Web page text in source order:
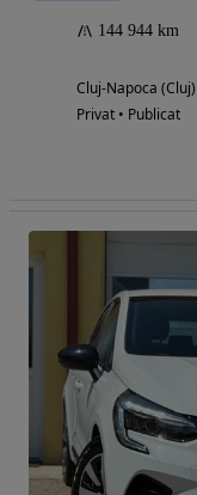
144 944 km
Cluj-Napoca (Cluj)
Privat • Publicat